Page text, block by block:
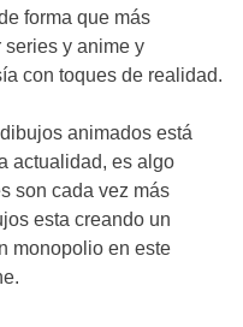
forma que más
series y anime y
con toques de realidad.
animados está
actualidad, es algo
son cada vez más
esta creando un
monopolio en este